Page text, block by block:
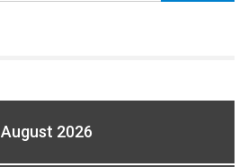
August 2026